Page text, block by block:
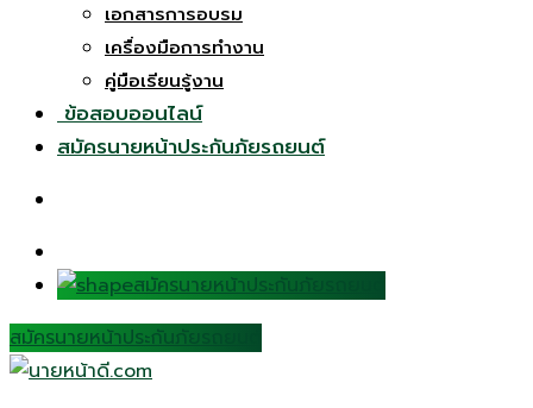
เอกสารการอบรม
เครื่องมือการทำงาน
คู่มือเรียนรู้งาน
ข้อสอบออนไลน์
สมัครนายหน้าประกันภัยรถยนต์
สมัครนายหน้าประกันภัยรถยนต์
สมัครนายหน้าประกันภัยรถยนต์